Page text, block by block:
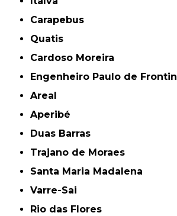
Carapebus
Quatis
Cardoso Moreira
Engenheiro Paulo de Frontin
Areal
Aperibé
Duas Barras
Trajano de Moraes
Santa Maria Madalena
Varre-Sai
Rio das Flores